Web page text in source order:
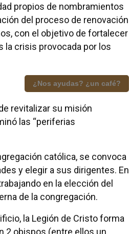
propios de nombramientos
del proceso de renovación
con el objetivo de fortalecer
la crisis provocada por los
¿Nos ayudas? ¿un café?
revitalizar su misión
las “periferias
católica, se convoca
y elegir a sus dirigentes. En
en la elección del
de la congregación.
la Legión de Cristo forma